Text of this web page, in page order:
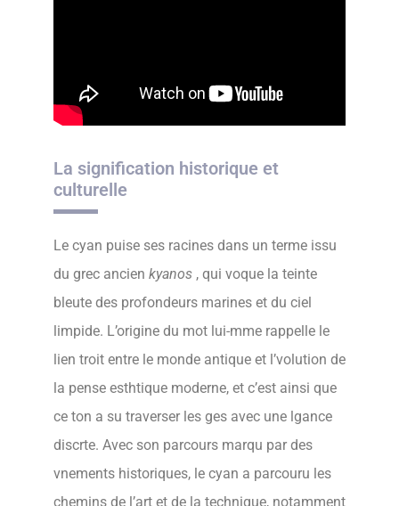
La signification historique et
culturelle
Le cyan puise ses racines dans un terme issu
du grec ancien kyanos , qui voque la teinte
bleute des profondeurs marines et du ciel
limpide. L’origine du mot lui-mme rappelle le
lien troit entre le monde antique et l’volution de
la pense esthtique moderne, et c’est ainsi que
ce ton a su traverser les ges avec une lgance
discrte. Avec son parcours marqu par des
vnements historiques, le cyan a parcouru les
chemins de l’art et de la technique, notamment